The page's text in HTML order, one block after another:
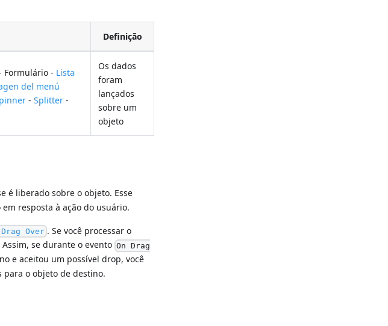
Definição
Formulário - Lista
del menú
-Splitter -
Os dados
foram
lançados
sobre um
objeto
é liberado sobre o objeto. Esse
resposta à ação do usuário.
Drag Over . Se você processar o
se durante o evento On Drag
e aceitou um possível drop, você
para o objeto de destino.